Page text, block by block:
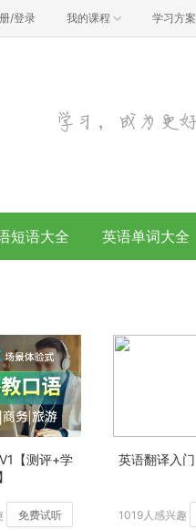
/登录 我的课程 学习方案
短语大全 英语单词大全
【测评+学
免费试听
英语翻译入门
1019人感兴趣